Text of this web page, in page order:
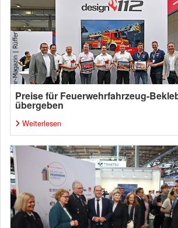
Preise für Feuerwehrfahrzeug-
übergeben
Weiterlesen